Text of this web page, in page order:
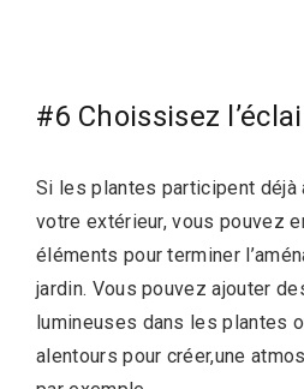
#6 Choissisez
Si les plantes participent déjà
votre extérieur, vous pouvez
éléments pour terminer
jardin. Vous pouvez ajouter
lumineuses dans les plantes
alentours pour créer,une